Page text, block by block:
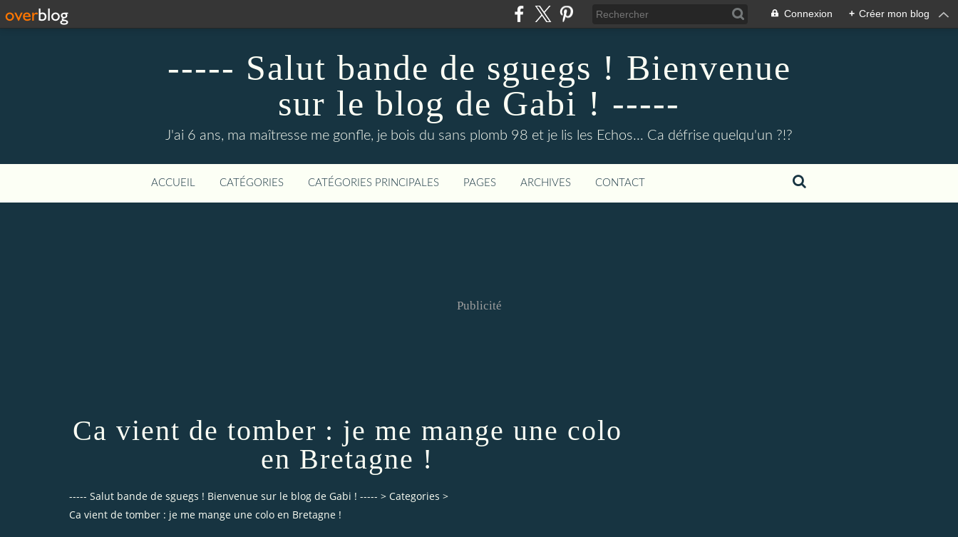
Connexion + Créer mon blog
----- Salut bande de sguegs ! Bienvenue
sur le blog de Gabi ! -----
J'ai 6 ans, ma maîtresse me gonfle, je bois du sans plomb 98 et je lis les Echos... Ca défrise quelqu'un ?!?
ACCUEIL CATÉGORIES CATÉGORIES PRINCIPALES PAGES ARCHIVES CONTACT
Publicité
Ca vient de tomber : je me mange une colo
en Bretagne !
----- Salut bande de sguegs ! Bienvenue sur le blog de Gabi ! ----- > Categories >
Ca vient de tomber : je me mange une colo en Bretagne !